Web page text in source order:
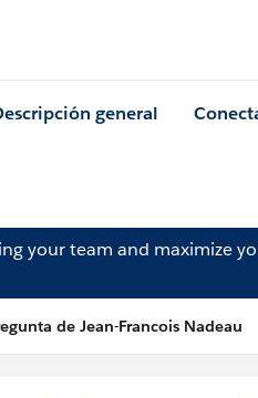
general
your team and maximize
de Jean-Francois Nadeau